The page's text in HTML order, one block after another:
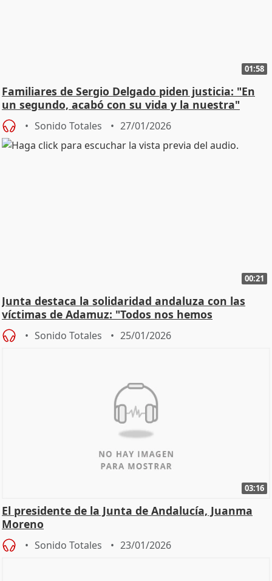
01:58
Familiares de Sergio Delgado piden justicia: "En
un segundo, acabó con su vida y la nuestra"
Sonido Totales 27/01/2026
00:21
Junta destaca la solidaridad andaluza con las
víctimas de Adamuz: "Todos nos hemos
implicado"
Sonido Totales 25/01/2026
03:16
El presidente de la Junta de Andalucía, Juanma
Moreno
Sonido Totales 23/01/2026